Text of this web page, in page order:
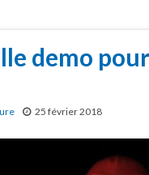
demo
25 février 2018